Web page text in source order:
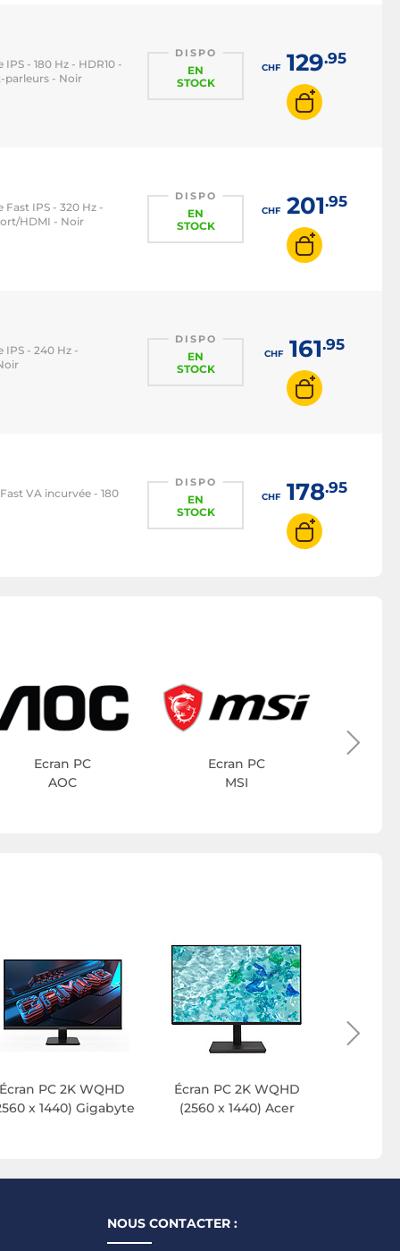
- 180 Hz - HDR10 -
parleurs - Noir
DISPO
EN
STOCK
CHF129.95
Fast IPS - 320 Hz -
HDMI - Noir
DISPO
EN
STOCK
CHF201.95
IPS - 240 Hz -
DISPO
EN
STOCK
CHF161.95
VA incurvée - 180
DISPO
EN
STOCK
CHF178.95
Ecran PC
AOC
Ecran PC
MSI
Écran PC 2K WQHD
x 1440) Gigabyte
Écran PC 2K WQHD
(2560 x 1440) Acer
NOUS CONTACTER :